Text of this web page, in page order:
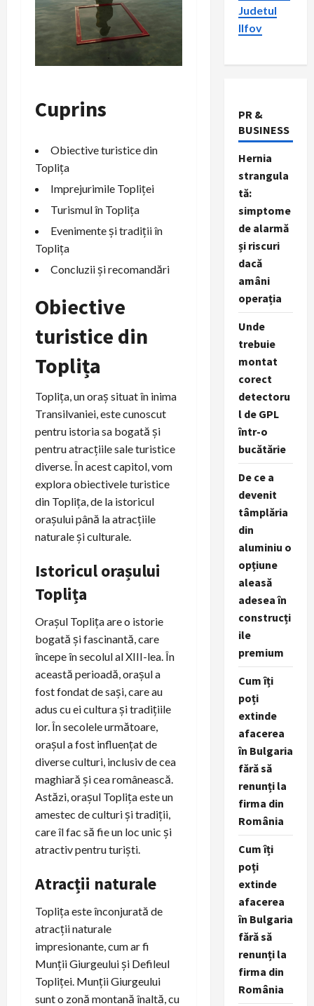
Cuprins
Obiective turistice din
Toplița
Imprejurimile Topliței
Turismul în Toplița
Evenimente și tradiții în
Toplița
Concluzii și recomandări
Obiective
turistice din
Toplița
Toplița, un oraș situat în inima
Transilvaniei, este cunoscut
pentru istoria sa bogată și
pentru atracțiile sale turistice
diverse. În acest capitol, vom
explora obiectivele turistice
din Toplița, de la istoricul
orașului până la atracțiile
naturale și culturale.
Istoricul orașului
Toplița
Orașul Toplița are o istorie
bogată și fascinantă, care
începe în secolul al XIII-lea. În
această perioadă, orașul a
fost fondat de sași, care au
adus cu ei cultura și tradițiile
lor. În secolele următoare,
orașul a fost influențat de
diverse culturi, inclusiv de cea
maghiară și cea românească.
Astăzi, orașul Toplița este un
amestec de culturi și tradiții,
care îl fac să fie un loc unic și
atractiv pentru turiști.
Atracții naturale
Toplița este înconjurată de
atracții naturale
impresionante, cum ar fi
Munții Giurgeului și Defileul
Topliței. Munții Giurgeului
sunt o zonă montană înaltă, cu
Judetul
Ilfov
PR &
BUSINESS
Hernia
strangula
tă:
simptome
de alarmă
și riscuri
dacă
amâni
operația
Unde
trebuie
montat
corect
detectoru
l de GPL
într-o
bucătărie
De ce a
devenit
tâmplăria
din
aluminiu o
opțiune
aleasă
adesea în
construcți
ile
premium
Cum îți
poți
extinde
afacerea
în Bulgaria
fără să
renunți la
firma din
România
Cum îți
poți
extinde
afacerea
în Bulgaria
fără să
renunți la
firma din
România